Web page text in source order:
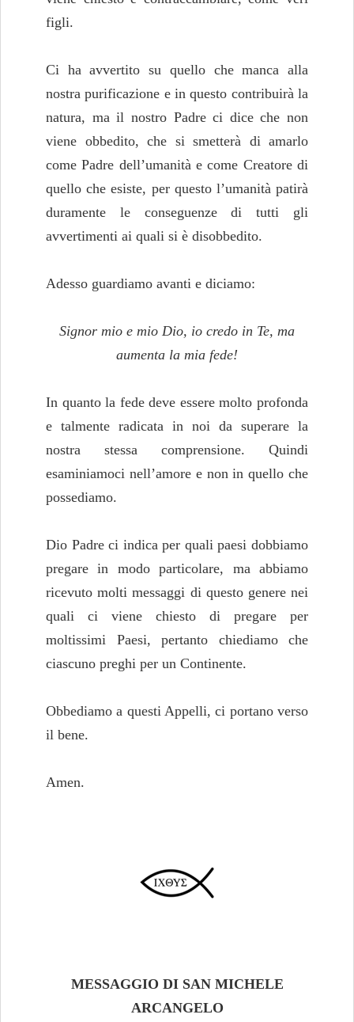
figli.
Ci ha avvertito su quello che manca alla
nostra purificazione e in questo contribuirà la
natura, ma il nostro Padre ci dice che non
viene obbedito, che si smetterà di amarlo
come Padre dell’umanità e come Creatore di
quello che esiste, per questo l’umanità patirà
duramente le conseguenze di tutti gli
avvertimenti ai quali si è disobbedito.
Adesso guardiamo avanti e diciamo:
Signor mio e mio Dio, io credo in Te, ma
aumenta la mia fede!
In quanto la fede deve essere molto profonda
e talmente radicata in noi da superare la
nostra stessa comprensione. Quindi
esaminiamoci nell’amore e non in quello che
possediamo.
Dio Padre ci indica per quali paesi dobbiamo
pregare in modo particolare, ma abbiamo
ricevuto molti messaggi di questo genere nei
quali ci viene chiesto di pregare per
moltissimi Paesi, pertanto chiediamo che
ciascuno preghi per un Continente.
Obbediamo a questi Appelli, ci portano verso
il bene.
Amen.
MESSAGGIO DI SAN MICHELE
ARCANGELO